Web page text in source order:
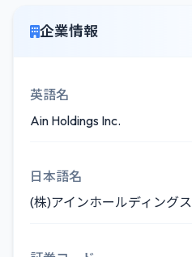
企業情報
英語名
Ain Holdings Inc.
日本語名
(株)アインホールディングス